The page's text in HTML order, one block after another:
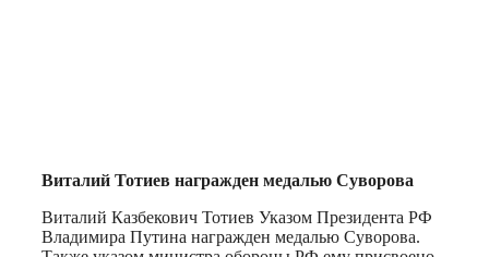
Виталий Тотиев награжден медалью Суворова
Виталий Казбекович Тотиев Указом Президента РФ
Владимира Путина награжден медалью Суворова.